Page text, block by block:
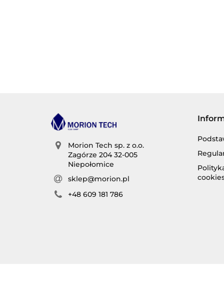
Morion Tech sp. z o.o.
Zagórze 204 32-005
Niepołomice
sklep@morion.pl
+48 609 181 786